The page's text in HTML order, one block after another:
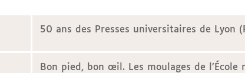
50 ans des Presses universitaires de Lyon
Bon pied, bon œil. Les moulages de l’École